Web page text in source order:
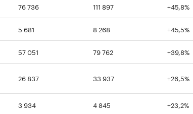
76 736 111 897 +45,8%
5 681 8 268 +45,5%
57 051 79 762 +39,8%
26 837 33 937 +26,5%
3 934 4 845 +23,2%